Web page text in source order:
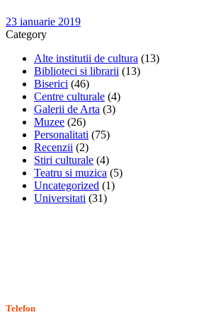
23 ianuarie 2019
Category
Alte institutii de cultura (13)
Biblioteci si librarii (13)
Biserici (46)
Centre culturale (4)
Galerii de Arta (3)
Muzee (26)
Personalitati (75)
Recenzii (2)
Stiri culturale (4)
Teatru si muzica (5)
Uncategorized (1)
Universitati (31)
Telefon